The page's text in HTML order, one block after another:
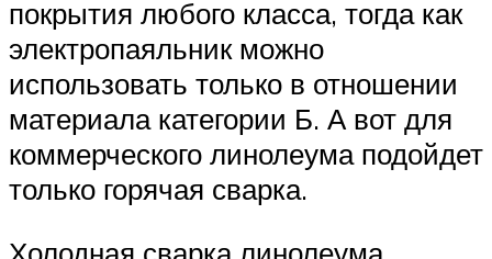
покрытия любого класса, тогда как
электропаяльник можно
использовать только в отношении
материала категории Б. А вот для
коммерческого линолеума подойдет
только горячая сварка.
Холодная сварка линолеума